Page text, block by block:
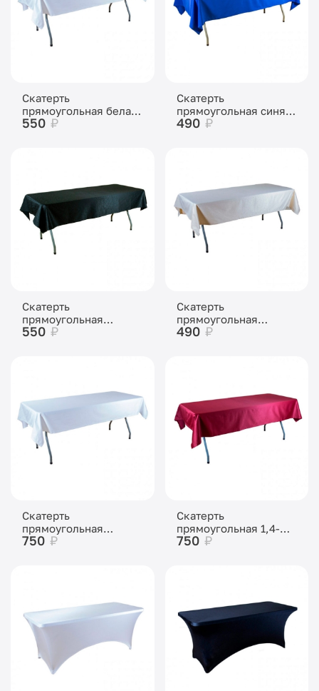
Скатерть
прямоугольная белая
«Жаккард»
550 ₽
Скатерть
прямоугольная синяя
«Жаккард»
490 ₽
Скатерть
прямоугольная
черная «Жаккард»
550 ₽
Скатерть
прямоугольная
бежевая «Жаккард»
490 ₽
Скатерть
прямоугольная
1,4×2,4м белая
750 ₽
Скатерть
прямоугольная 1,4-
2,4м бордовая
750 ₽